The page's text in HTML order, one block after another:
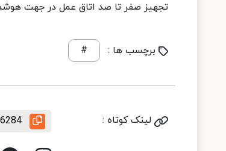
تجهیز صفر تا صد اتاق عمل در جهت
برچسب ها : #
لینک کوتاه :